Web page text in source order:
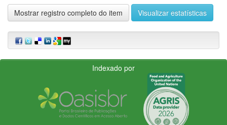
Mostrar registro completo do item Visualizar estatísticas
Indexado por